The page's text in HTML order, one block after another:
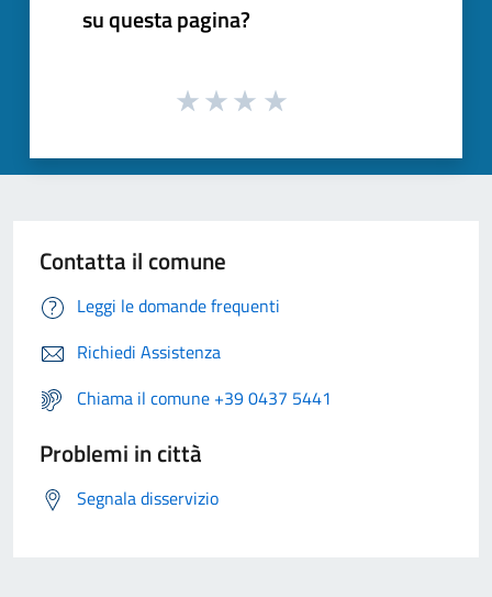
su questa pagina?
Contatta il comune
Leggi le domande frequenti
Richiedi Assistenza
Chiama il comune +39 0437 5441
Problemi in città
Segnala disservizio